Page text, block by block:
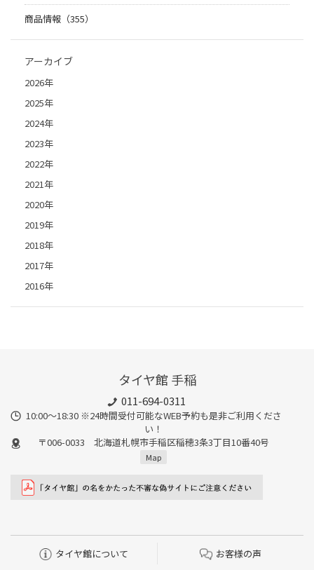
商品情報（355）
アーカイブ
2026年
2025年
2024年
2023年
2022年
2021年
2020年
2019年
2018年
2017年
2016年
タイヤ館 手稲
011-694-0311
10:00～18:30 ※24時間受付可能なWEB予約も是非ご利用くださ
い！
〒006-0033 北海道札幌市手稲区稲穂3条3丁目10番40号
Map
タイヤ館について お客様の声